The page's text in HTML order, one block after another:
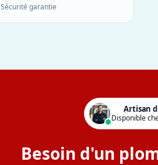
Sécurité garantie
Artisan
Disponible
Besoin d'un